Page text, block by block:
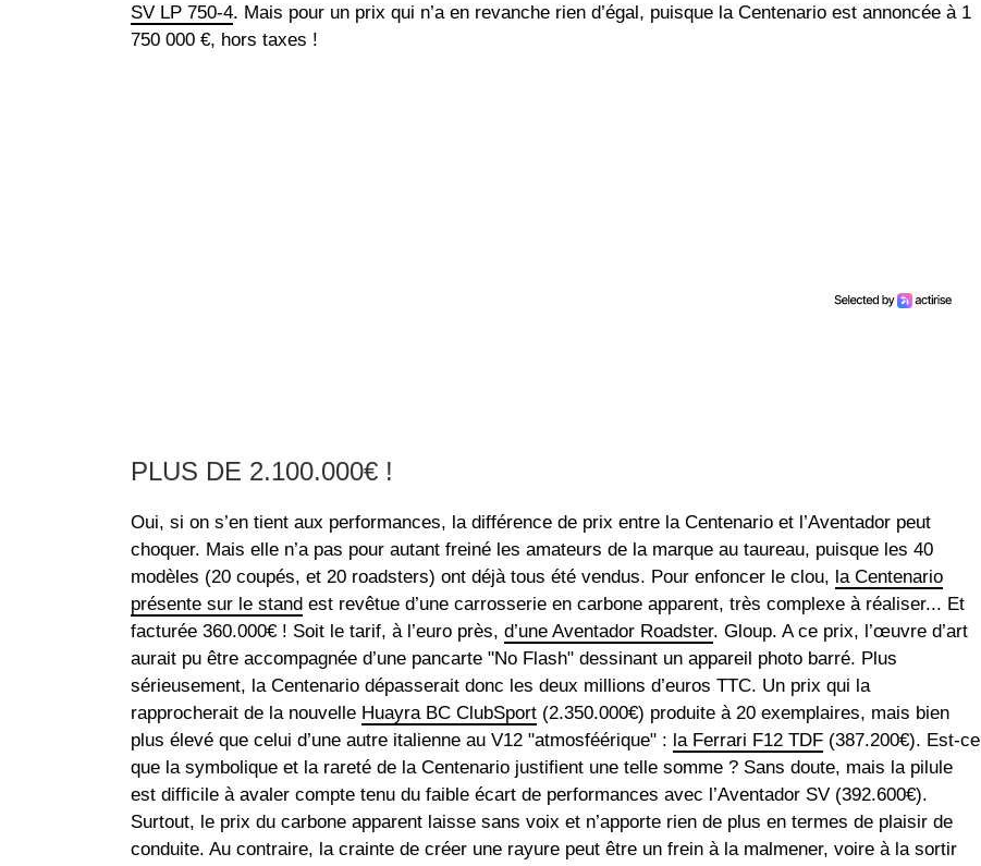
SV LP 750-4. Mais pour un prix qui n’a en revanche rien d’égal, puisque la Centenario est annoncée à 1
750 000 €, hors taxes !
PLUS DE 2.100.000€ !
Oui, si on s’en tient aux performances, la différence de prix entre la Centenario et l’Aventador peut
choquer. Mais elle n’a pas pour autant freiné les amateurs de la marque au taureau, puisque les 40
modèles (20 coupés, et 20 roadsters) ont déjà tous été vendus. Pour enfoncer le clou, la Centenario
présente sur le standest revêtue d’une carrosserie en carbone apparent, très complexe à réaliser... Et
facturée 360.000€ ! Soit le tarif, à l’euro près, d’une Aventador Roadster. Gloup. A ce prix, l’œuvre d’art
aurait pu être accompagnée d’une pancarte "No Flash" dessinant un appareil photo barré. Plus
sérieusement, la Centenario dépasserait donc les deux millions d’euros TTC. Un prix qui la
rapprocherait de la nouvelle Huayra BC ClubSport(2.350.000€) produite à 20 exemplaires, mais bien
plus élevé que celui d’une autre italienne au V12 "atmosféérique" : la Ferrari F12 TDF(387.200€). Est-ce
que la symbolique et la rareté de la Centenario justifient une telle somme ? Sans doute, mais la pilule
est difficile à avaler compte tenu du faible écart de performances avec l’Aventador SV (392.600€).
Surtout, le prix du carbone apparent laisse sans voix et n’apporte rien de plus en termes de plaisir de
conduite. Au contraire, la crainte de créer une rayure peut être un frein à la malmener, voire à la sortir